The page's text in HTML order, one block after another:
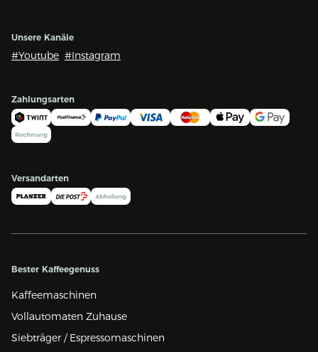
Unsere Kanäle
#Youtube #Instagram
Zahlungsarten
Versandarten
Bester Kaffeegenuss
Kaffeemaschinen
Vollautomaten Zuhause
Siebträger / Espressomaschinen